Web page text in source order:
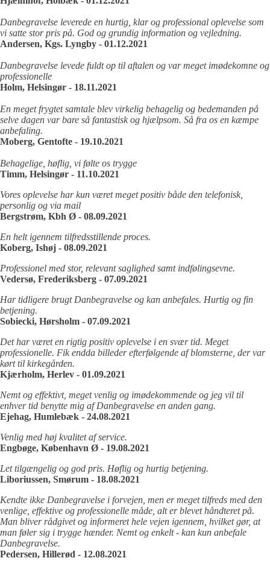
Danbegravelse leverede en hurtig, klar og professional oplevelse som
vi satte stor pris på. God og grundig information og vejledning.
Andersen, Kgs. Lyngby - 01.12.2021
Danbegravelse levede fuldt op til aftalen og var meget imødekomne og
professionelle
Holm, Helsingør - 18.11.2021
En meget frygtet samtale blev virkelig behagelig og bedemanden på
selve dagen var bare så fantastisk og hjælpsom. Så fra os en kæmpe
anbefaling.
Moberg, Gentofte - 19.10.2021
Behagelige, høflig, vi følte os trygge
Timm, Helsingør - 11.10.2021
Vores oplevelse har kun været meget positiv både den telefonisk,
personlig og via mail
Bergstrøm, Kbh Ø - 08.09.2021
En helt igennem tilfredsstillende proces.
Koberg, Ishøj - 08.09.2021
Professionel med stor, relevant saglighed samt indfølingsevne.
Vedersø, Frederiksberg - 07.09.2021
Har tidligere brugt Danbegravelse og kan anbefales. Hurtig og fin
betjening.
Sobiecki, Hørsholm - 07.09.2021
Det har været en rigtig positiv oplevelse i en svær tid. Meget
professionelle. Fik endda billeder efterfølgende af blomsterne, der var
kørt til kirkegården.
Kjærholm, Herlev - 01.09.2021
Nemt og effektivt, meget venlig og imødekommende og jeg vil til
enhver tid benytte mig af Danbegravelse en anden gang.
Ejehag, Humlebæk - 24.08.2021
Venlig med høj kvalitet af service.
Engbøge, København Ø - 19.08.2021
Let tilgængelig og god pris. Høflig og hurtig betjening.
Liboriussen, Smørum - 18.08.2021
Kendte ikke Danbegravelse i forvejen, men er meget tilfreds med den
venlige, effektive og professionelle måde, alt er blevet håndteret på.
Man bliver rådgivet og informeret hele vejen igennem, hvilket gør, at
man føler sig i trygge hænder. Nemt og enkelt - kan kun anbefale
Danbegravelse.
Pedersen, Hillerød - 12.08.2021